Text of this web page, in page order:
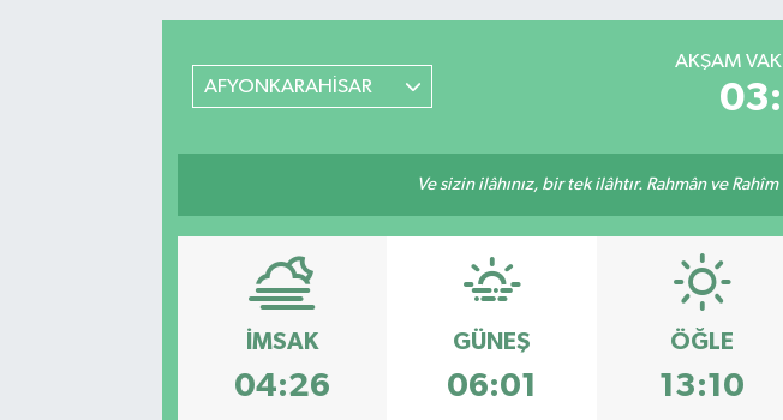
AFYONKARAHİSAR
AKŞAM
Ve sizin ilâhınız, bir tek ilâhtır. Rahmân ve
İMSAK
04:26
GÜNEŞ
06:01
ÖĞLE
13:10